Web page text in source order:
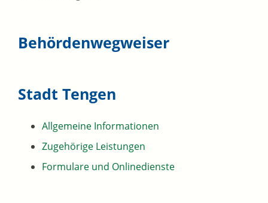
Behördenwegweiser
Stadt Tengen
Allgemeine Informationen
Zugehörige Leistungen
Formulare und Onlinedienste